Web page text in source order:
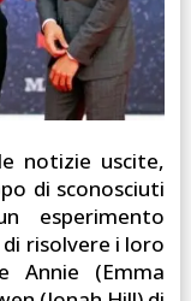
notizie uscite,
di sconosciuti
esperimento
risolvere i loro
Annie (Emma